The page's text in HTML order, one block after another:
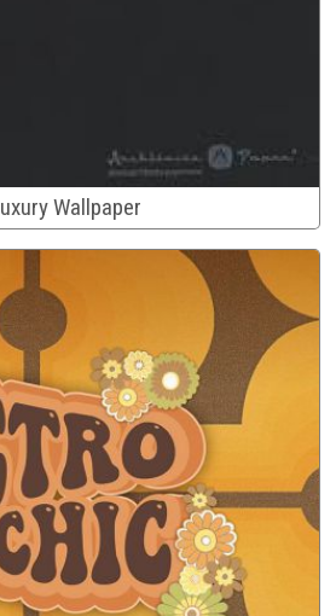
Wallpaper